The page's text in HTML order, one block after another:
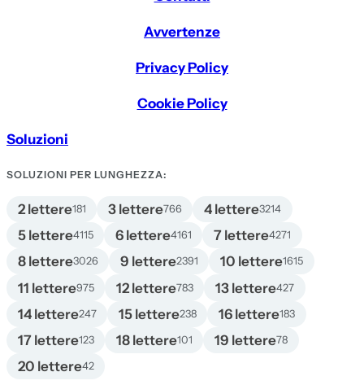
Avvertenze
Privacy Policy
Cookie Policy
Soluzioni
SOLUZIONI PER LUNGHEZZA:
2 lettere181 3 lettere766 4 lettere3214
5 lettere4115 6 lettere4161 7 lettere4271
8 lettere3026 9 lettere2391 10 lettere1615
11 lettere975 12 lettere783 13 lettere427
14 lettere247 15 lettere238 16 lettere183
17 lettere123 18 lettere101 19 lettere78
20 lettere42